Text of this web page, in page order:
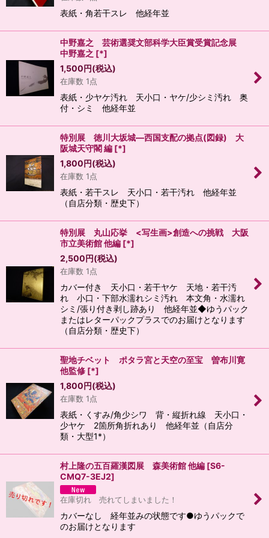
表紙・角若干スレ 他経年並
中野嘉之 芸術選奨文部科学大臣賞受賞記念展
中野嘉之 [*]
1,500円(税込)
在庫数 1点
表紙・少ヤケ汚れ 天小口・ヤケ/少シミ汚れ 奥
付・シミ 他経年並
特別展 徳川大坂城―西国支配の拠点(図録) 大
阪城天守閣 編 [*]
1,800円(税込)
在庫数 1点
表紙・若干スレ 天小口・若干汚れ 他経年並
（自店分類・歴史下）
特別展 丸山応挙 <写生画>創造への挑戦 大阪
市立美術館 他編 [*]
2,500円(税込)
在庫数 1点
カバー付き 天小口・若干ヤケ 天地・若干汚
れ 小口・下部水濡れシミ汚れ 本文角・水濡れ
シミ/張り付き剥し跡あり 他経年並◆ゆうパック
またはレターパックプラスでのお届けとなります
（自店分類・歴史下）
聖地チベット ポタラ宮と天空の至宝 曽布川寛
他監修 [*]
1,800円(税込)
在庫数 1点
表紙・くすみ/角少シワ 背・縦折れ線 天小口・
少ヤケ 2箇所角折れあり 他経年並（自店分
類・大型1*）
村上隆の五百羅漢図展 森美術館 他編 [S6-
CMQ7-3EJ2]
在庫切れ 売れてしまいました！
カバーなし 経年並みの状態です●ゆうパックで
のお届けとなります